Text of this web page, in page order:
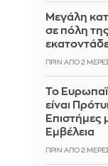
Μεγάλη
σε πόλη
ΠΡΙΝ ΑΠΌ 2
Το
είναι
Επιστήμες
Εμβέλεια
ΠΡΙΝ ΑΠΌ 2